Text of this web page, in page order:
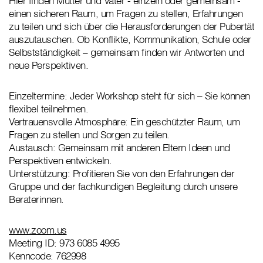
einen sicheren Raum, um Fragen zu stellen, Erfahrungen
zu teilen und sich über die Herausforderungen der Pubertät
auszutauschen. Ob Konflikte, Kommunikation, Schule oder
Selbstständigkeit – gemeinsam finden wir Antworten und
neue Perspektiven.
Einzeltermine: Jeder Workshop steht für sich – Sie können
flexibel teilnehmen.
Vertrauensvolle Atmosphäre: Ein geschützter Raum, um
Fragen zu stellen und Sorgen zu teilen.
Austausch: Gemeinsam mit anderen Eltern Ideen und
Perspektiven entwickeln.
Unterstützung: Profitieren Sie von den Erfahrungen der
Gruppe und der fachkundigen Begleitung durch unsere
Beraterinnen.
www.zoom.us
Meeting ID: 973 6085 4995
Kenncode: 762998